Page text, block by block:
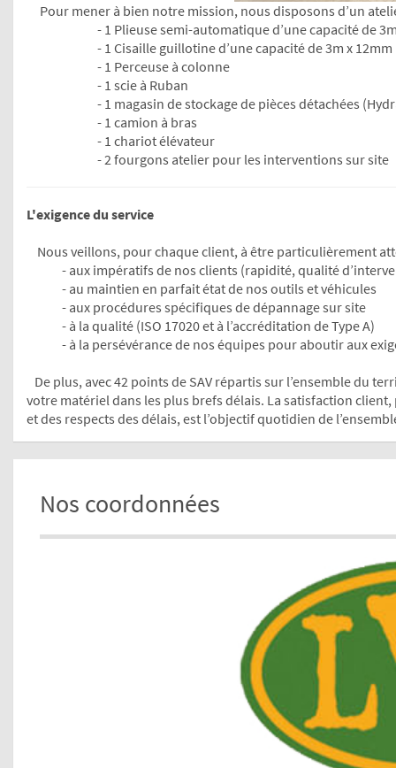
Pour mener à bien notre mission, nous disposons d’un
- 1 Plieuse semi-automatique d’une capacité de
- 1 Cisaille guillotine d’une capacité de 3m x 12mm
- 1 Perceuse à colonne
- 1 scie à Ruban
- 1 magasin de stockage de pièces détachées
- 1 camion à bras
- 1 chariot élévateur
- 2 fourgons atelier pour les interventions sur site
L'exigence du service
Nous veillons, pour chaque client, à être particulièrement
- aux impératifs de nos clients (rapidité, qualité
- au maintien en parfait état de nos outils et véhicules
- aux procédures spécifiques de dépannage sur site
- à la qualité (ISO 17020 et à l’accréditation de Type A)
- à la persévérance de nos équipes pour aboutir aux
De plus, avec 42 points de SAV répartis sur l’ensemble du
votre matériel dans les plus brefs délais. La satisfaction
et des respects des délais, est l’objectif quotidien de
Nos coordonnées